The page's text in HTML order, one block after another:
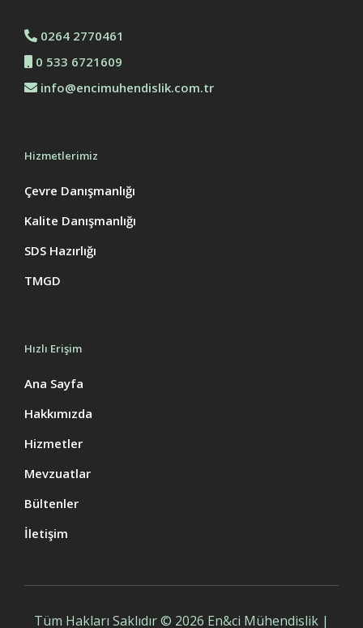
0264 2770461
0 533 6721609
info@encimuhendislik.com.tr
Hizmetlerimiz
Çevre Danışmanlığı
Kalite Danışmanlığı
SDS Hazırlığı
TMGD
Hızlı Erişim
Ana Sayfa
Hakkımızda
Hizmetler
Mevzuatlar
Bültenler
İletişim
Tüm Hakları Saklıdır © 2026 En&ci Mühendislik |